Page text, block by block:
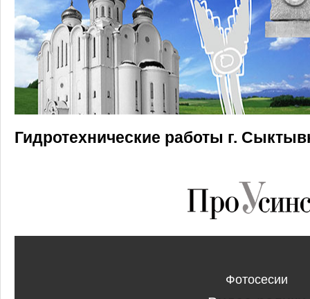
Гидротехнические работы г.
Фотосесии